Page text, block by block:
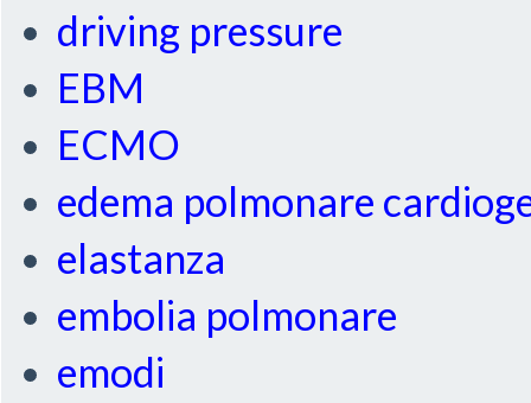
driving pressure
EBM
ECMO
edema polmonare
elastanza
embolia polmonare
emodi